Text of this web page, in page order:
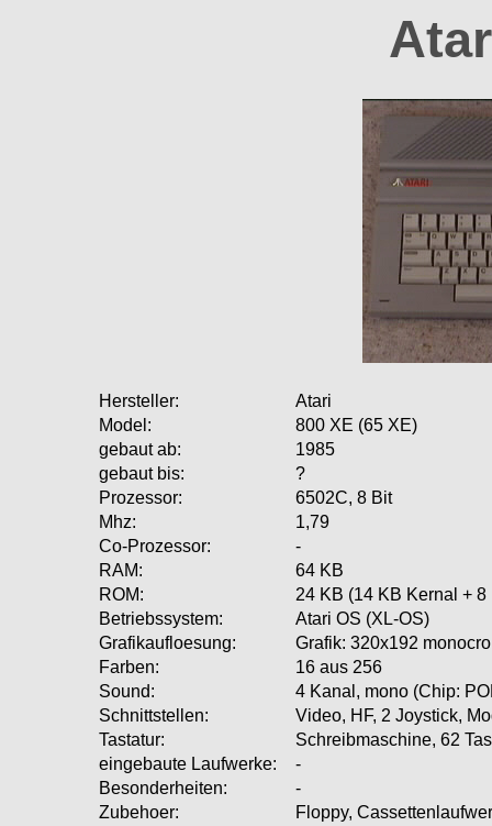
Hersteller:
Atari
Model:
800 XE (65 XE)
gebaut ab:
1985
gebaut bis:
?
Prozessor:
6502C, 8 Bit
Mhz:
1,79
Co-Prozessor:
-
RAM:
64 KB
ROM:
24 KB (14 KB Kernal + 8
Betriebssystem:
Atari OS (XL-OS)
Grafikaufloesung:
Grafik: 320x192
Farben:
16 aus 256
Sound:
4 Kanal, mono (Chip:
Schnittstellen:
Video, HF, 2 Joystick,
Tastatur:
Schreibmaschine, 62
eingebaute Laufwerke:
-
Besonderheiten:
-
Zubehoer:
Floppy,